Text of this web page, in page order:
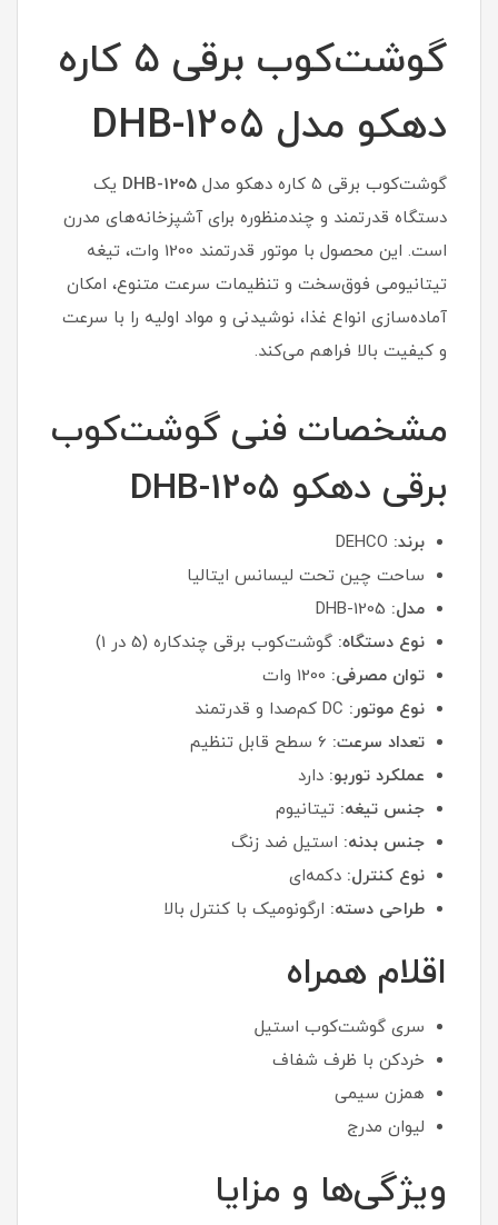
گوشت‌کوب برقی ۵ کاره
دهکو مدل DHB-1205
گوشت‌کوب برقی ۵ کاره دهکو مدل DHB-1205 یک
دستگاه قدرتمند و چندمنظوره برای آشپزخانه‌های مدرن
است. این محصول با موتور قدرتمند 1200 وات، تیغه
تیتانیومی فوق‌سخت و تنظیمات سرعت متنوع، امکان
آماده‌سازی انواع غذا، نوشیدنی و مواد اولیه را با سرعت
و کیفیت بالا فراهم می‌کند.
مشخصات فنی گوشت‌کوب
برقی دهکو DHB-1205
برند:
ساحت چین تحت لیسانس ایتالیا
مدل:
نوع دستگاه: گوشت‌کوب برقی چندکاره (5 در 1)
توان مصرفی:
نوع موتور:
تعداد سرعت:
عملکرد توربو: دارد
جنس تیغه: تیتانیوم
جنس بدنه: استیل ضد زنگ
نوع کنترل: دکمه‌ای
طراحی دسته: ارگونومیک با کنترل بالا
اقلام همراه
سری گوشت‌کوب استیل
خردکن با ظرف شفاف
همزن سیمی
لیوان مدرج
ویژگی‌ها و مزایا